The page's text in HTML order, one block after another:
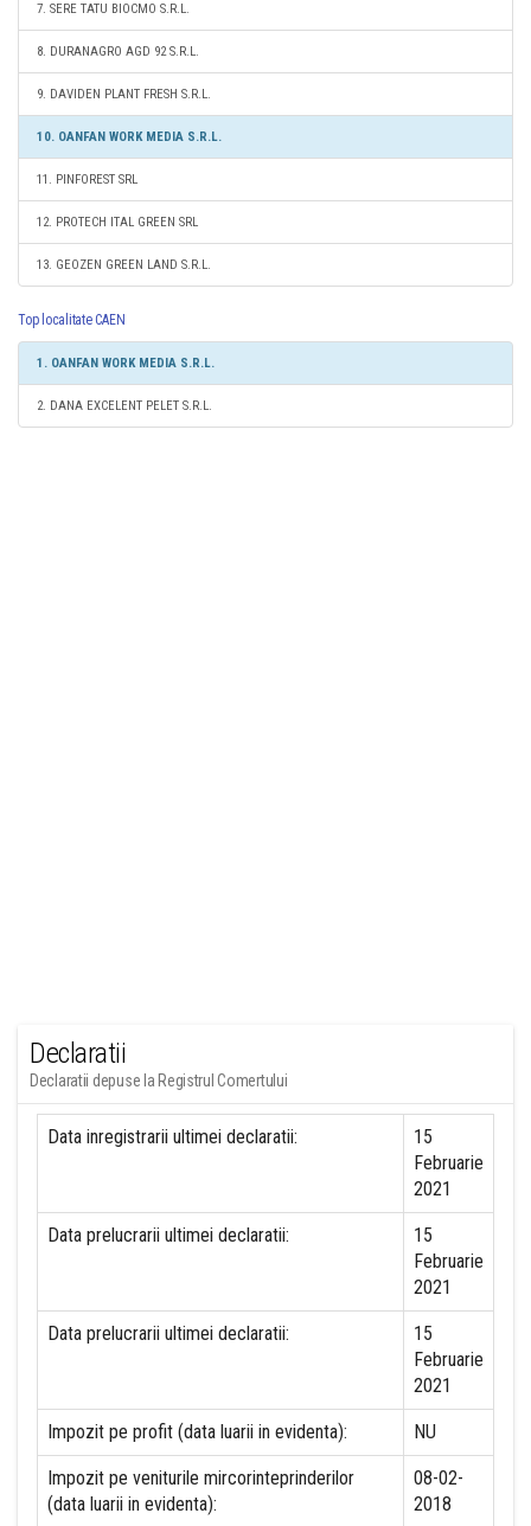
7. SERE TATU BIOCMO S.R.L.
8. DURANAGRO AGD 92 S.R.L.
9. DAVIDEN PLANT FRESH S.R.L.
10. OANFAN WORK MEDIA S.R.L.
11. PINFOREST SRL
12. PROTECH ITAL GREEN SRL
13. GEOZEN GREEN LAND S.R.L.
Top localitate CAEN
1. OANFAN WORK MEDIA S.R.L.
2. DANA EXCELENT PELET S.R.L.
Declaratii
Declaratii depuse la Registrul Comertului
Data inregistrarii ultimei declaratii:
15
Februarie
2021
Data prelucrarii ultimei declaratii:
15
Februarie
2021
Data prelucrarii ultimei declaratii:
15
Februarie
2021
Impozit pe profit (data luarii in evidenta): NU
Impozit pe veniturile mircorinteprinderilor
(data luarii in evidenta):
08-02-
2018